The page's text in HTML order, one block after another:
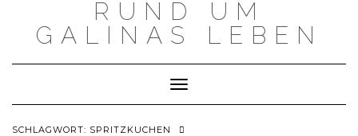
RUND UM
GALINAS LEBEN
Toggle Navigation
SCHLAGWORT: SPRITZKUCHEN